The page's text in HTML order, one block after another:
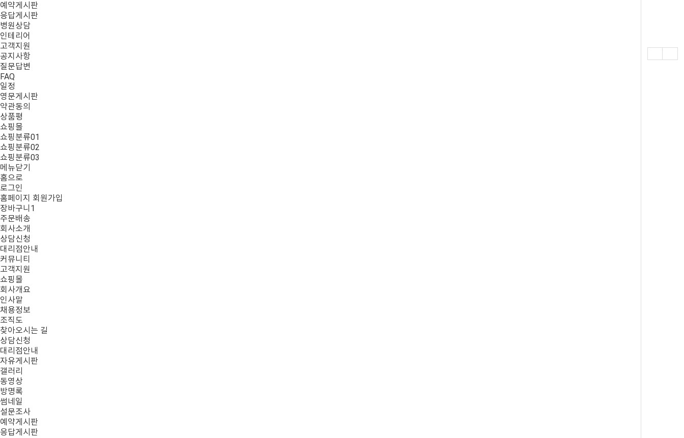
예약게시판
응답게시판
병원상담
인테리어
고객지원
공지사항
질문답변
FAQ
일정
영문게시판
약관동의
상품평
쇼핑몰
쇼핑분류01
쇼핑분류02
쇼핑분류03
메뉴닫기
홈으로
로그인
홈페이지 회원가입
장바구니 1
주문배송
회사소개
상담신청
대리점안내
커뮤니티
고객지원
쇼핑몰
회사개요
인사말
채용정보
조직도
찾아오시는 길
상담신청
대리점안내
자유게시판
갤러리
동영상
방명록
썸네일
설문조사
예약게시판
응답게시판